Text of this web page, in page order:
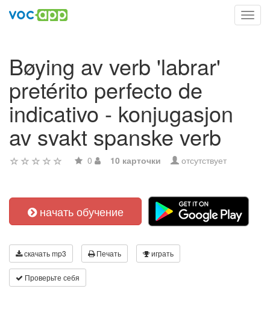
Bøying av verb 'labrar'
pretérito perfecto de
indicativo - konjugasjon
av svakt spanske verb
0 10 карточки отсутствует
начать обучение
скачать mp3 Печать играть
Проверьте себя